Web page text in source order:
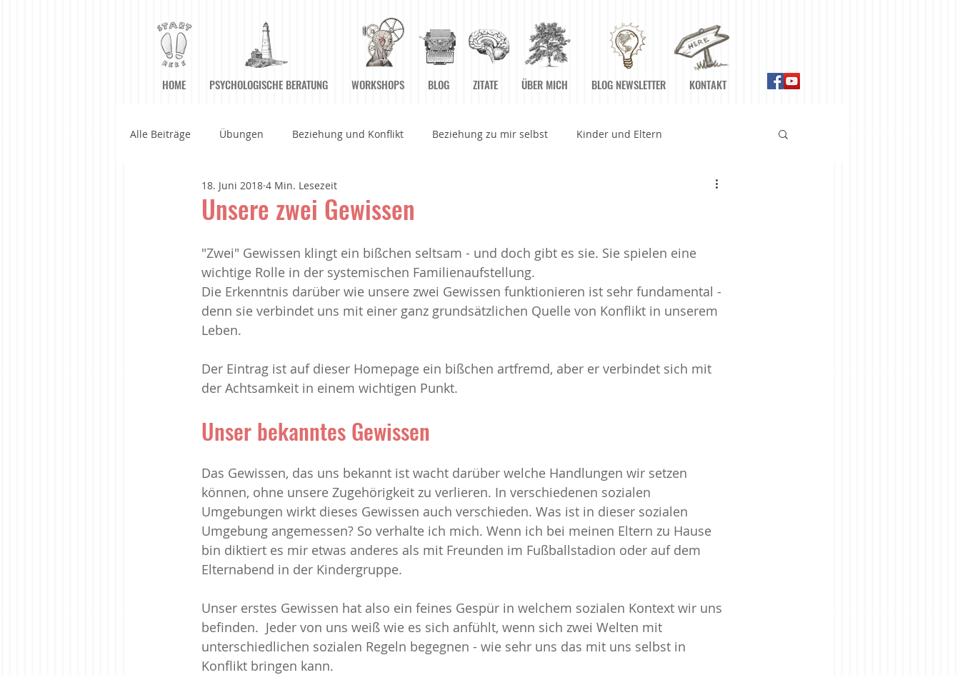
HOME PSYCHOLOGISCHE BERATUNG WORKSHOPS BLOG ZITATE ÜBER MICH BLOG NEWSLETTER KONTAKT
Alle Beiträge Übungen Beziehung und Konflikt Beziehung zu mir selbst Kinder und Eltern
Achtsame Kommunikation Arbeitswelt Ernährung
Geführte Meditationen Grenzen Grundpfeiler der Achtsamkeit Herz und Gefühle
Haltung der Achtsamkeit Im Augenblick Sein Medien Meditationen Meditationshilfen
Meinen Weg finden Paarbeziehung Stress Texte Veränderung und Krise Zugehörigkeit
Unsere zwei Gewissen
18. Juni 2018 4 Min. Lesezeit
"Zwei" Gewissen klingt ein bißchen seltsam - und doch gibt es sie. Sie spielen eine
wichtige Rolle in der systemischen Familienaufstellung.
Die Erkenntnis darüber wie unsere zwei Gewissen funktionieren ist sehr fundamental -
denn sie verbindet uns mit einer ganz grundsätzlichen Quelle von Konflikt in unserem
Leben.
Der Eintrag ist auf dieser Homepage ein bißchen artfremd, aber er verbindet sich mit
der Achtsamkeit in einem wichtigen Punkt.
Unser bekanntes Gewissen
Das Gewissen, das uns bekannt ist wacht darüber welche Handlungen wir setzen
können, ohne unsere Zugehörigkeit zu verlieren. In verschiedenen sozialen
Umgebungen wirkt dieses Gewissen auch verschieden. Was ist in dieser sozialen
Umgebung angemessen? So verhalte ich mich. Wenn ich bei meinen Eltern zu Hause
bin diktiert es mir etwas anderes als mit Freunden im Fußballstadion oder auf dem
Elternabend in der Kindergruppe.
Unser erstes Gewissen hat also ein feines Gespür in welchem sozialen Kontext wir uns
befinden.  Jeder von uns weiß wie es sich anfühlt, wenn sich zwei Welten mit
unterschiedlichen sozialen Regeln begegnen - wie sehr uns das mit uns selbst in
Konflikt bringen kann.